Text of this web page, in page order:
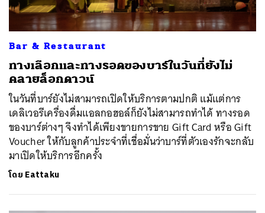
Bar & Restaurant
ทางเลือกและทางรอดของบาร์ในวันที่ยังไม่
คลายล็อกดาวน์
ในวันที่บาร์ยังไม่สามารถเปิดให้บริการตามปกติ แม้แต่การ
เดลิเวอรีเครื่องดื่มแอลกอฮอล์ก็ยังไม่สามารถทำได้ ทางรอด
ของบาร์ต่างๆ จึงทำได้เพียงขายการขาย Gift Card หรือ Gift
Voucher ให้กับลูกค้าประจำที่เชื่อมั่นว่าบาร์ที่ตัวเองรักจะกลับ
มาเปิดให้บริการอีกครั้ง
โดย Eattaku